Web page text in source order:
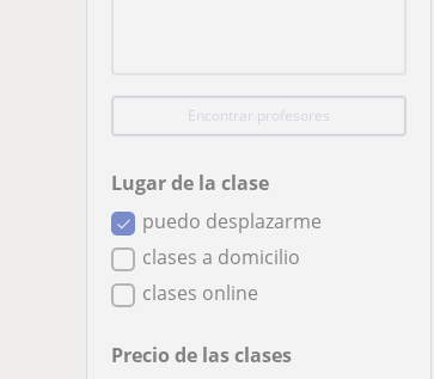
Encontrar profesores
Lugar de la clase
puedo desplazarme
clases a domicilio
clases online
Precio de las clases